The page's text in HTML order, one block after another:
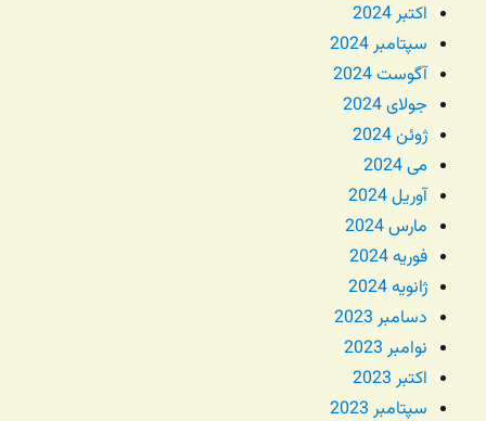
اکتبر 2024
سپتامبر 2024
آگوست 2024
جولای 2024
ژوئن 2024
می 2024
آوریل 2024
مارس 2024
فوریه 2024
ژانویه 2024
دسامبر 2023
نوامبر 2023
اکتبر 2023
سپتامبر 2023